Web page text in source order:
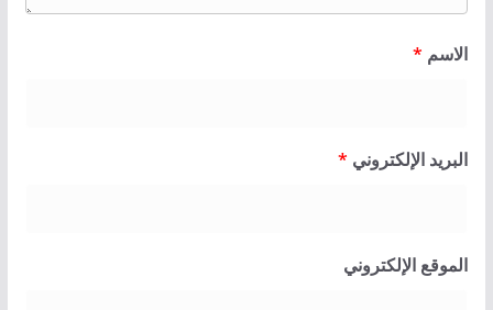
الاسم *
البريد الإلكتروني *
الموقع الإلكتروني